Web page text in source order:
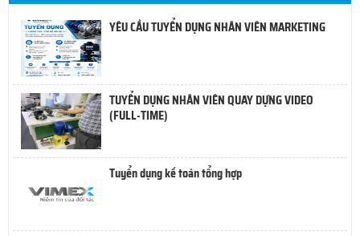
YÊU CẦU TUYỂN DỤNG NHÂN VIÊN MARKETING
TUYỂN DỤNG NHÂN VIÊN QUAY DỰNG VIDEO
(FULL-TIME)
Tuyển dụng kế toán tổng hợp